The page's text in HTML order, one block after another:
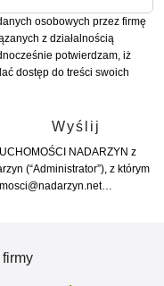
osobowych przez firmę
z działalnością
potwierdzam, iż
dostęp do treści swoich
NADARZYN z
(“Administrator”), z którym
firmy